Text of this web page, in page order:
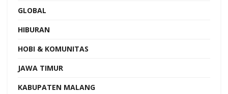
GLOBAL
HIBURAN
HOBI & KOMUNITAS
JAWA TIMUR
KABUPATEN MALANG